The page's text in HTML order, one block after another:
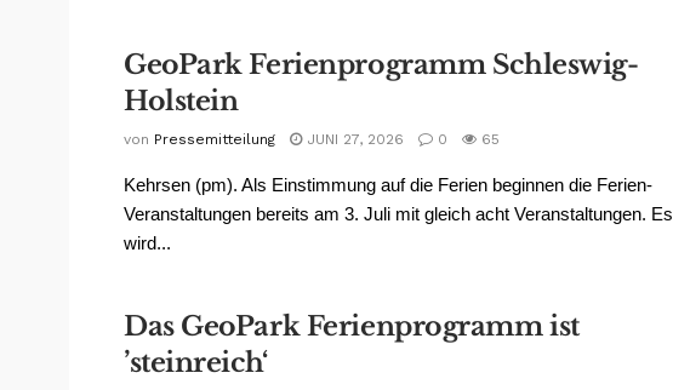
GeoPark Ferienprogramm Schleswig-
Holstein
von Pressemitteilung JUNI 27, 2026 0 65
Kehrsen (pm). Als Einstimmung auf die Ferien beginnen die Ferien-
Veranstaltungen bereits am 3. Juli mit gleich acht Veranstaltungen. Es
wird...
Das GeoPark Ferienprogramm ist
’steinreich‘